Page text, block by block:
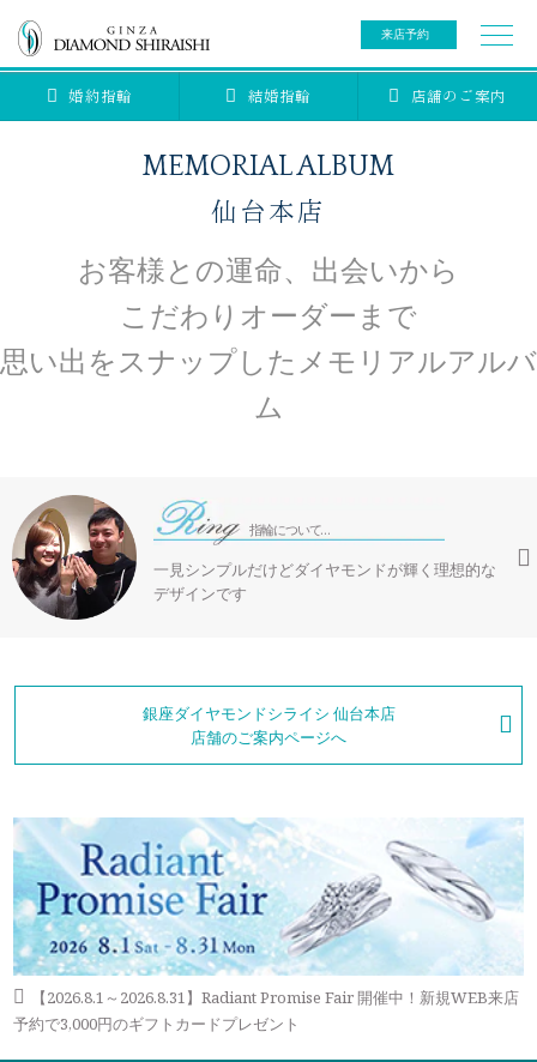
来店予約
婚約指輪 結婚指輪 店舗のご案内
0078-6000-5222
ブライダルリング
婚約指輪
エタニティリング
クローズアップ
ブライダルアイテム
ベビージュエリー
ラブレタージュエリー
アニバーサリージュエリー
セットリングコレクション
商品クオリティ
ダイヤモンド仕入れのこだわり
指輪の品質・特徴
ブランドコンセプト
ブライダルリングへの想い
パイオニアの想い
パーフェクトフィットカウンセリング
プロフェッショナルズ
レーザー刻印サービス
ナノジュエリーコート
永久保証サービス
セミ・フルオーダー
店舗のご案内
よくあるご質問
リングコラム
MEMORIAL ALBUM
仙台本店
お客様との運命、出会いから
こだわりオーダーまで
思い出をスナップしたメモリアルアルバ
ム
指輪について…
一見シンプルだけどダイヤモンドが輝く理想的な
デザインです
銀座ダイヤモンドシライシ 仙台本店
店舗のご案内ページへ
【2026.8.1～2026.8.31】Radiant Promise Fair 開催中！新規WEB来店
予約で3,000円のギフトカードプレゼント